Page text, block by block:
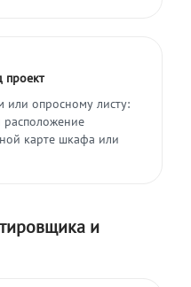
проект
или опросному листу:
карте шкафа или
и